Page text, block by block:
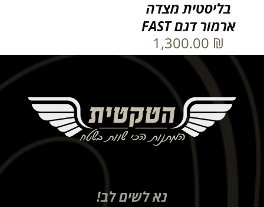
בליסטית מצדה
ארמור דגם FAST
1,300.00 ₪
נא לשים לב!